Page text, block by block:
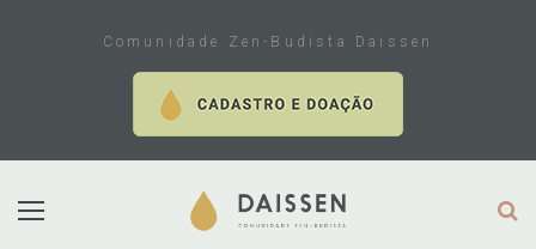
Comunidade Zen-Budista Daissen